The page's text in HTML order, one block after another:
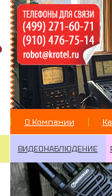
О Компании
ВИДЕОНАБЛЮДЕНИЕ